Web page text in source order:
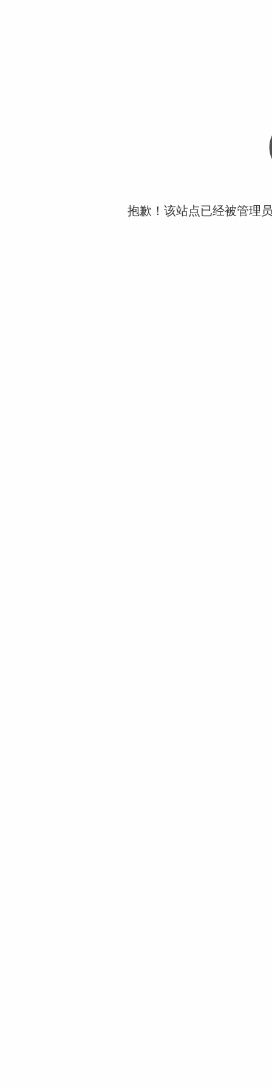
抱歉！该站点已经被管理